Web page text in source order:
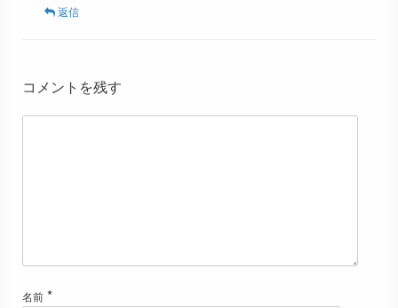
返信
コメントを残す
名前 *